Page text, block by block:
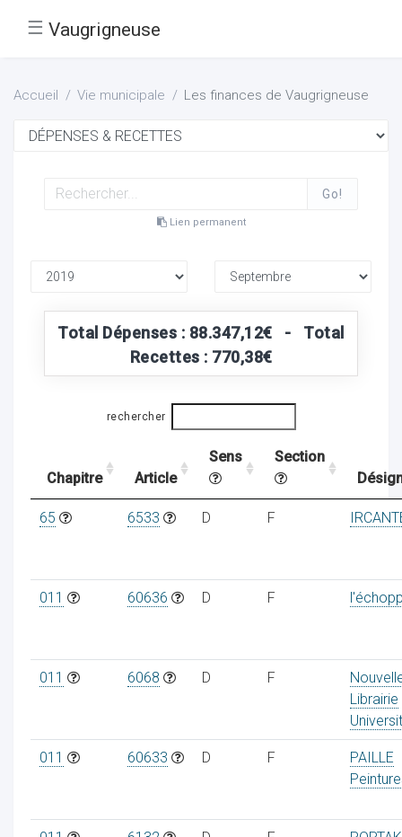
☰ Vaugrigneuse
Accueil Vie municipale Les finances de Vaugrigneuse
Go!
Lien permanent
Total Dépenses : 88.347,12€ - Total
Recettes : 770,38€
rechercher
Chapitre Article
Sens
Section
65 6533 D F
011 60636 D F
011 6068 D F
Librairie
011 60633 D F
PAILLE